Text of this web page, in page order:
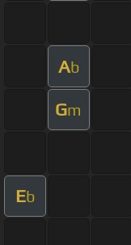
Ab
Gm
Eb